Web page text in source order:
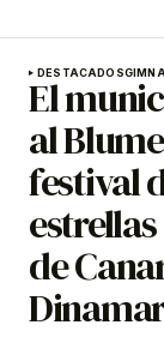
DESTACADOS
El
al
festival
de